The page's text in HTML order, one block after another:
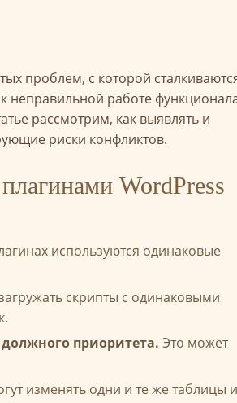
проблем, с которой
неправильной работе
рассмотрим, как выявлять и
риски конфликтов.
WordPress
используются одинаковые
скрипты с одинаковыми
приоритета. Это может
изменять одни и те же таблицы